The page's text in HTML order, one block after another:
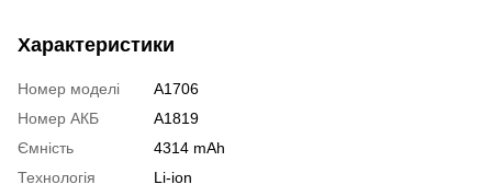
Характеристики
Номер моделі
A1706
Номер АКБ
A1819
Ємність
4314 mAh
Технологія
Li-ion